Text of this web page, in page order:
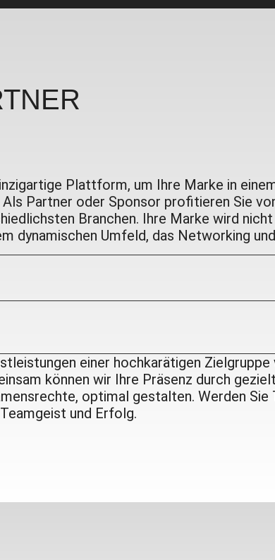
Plattform, um Ihre Marke in
Partner oder Sponsor profitieren Sie
Branchen. Ihre Marke wird
dynamischen Umfeld, das Networking
einer hochkarätigen
können wir Ihre Präsenz durch
optimal gestalten. Werden Sie
und Erfolg.